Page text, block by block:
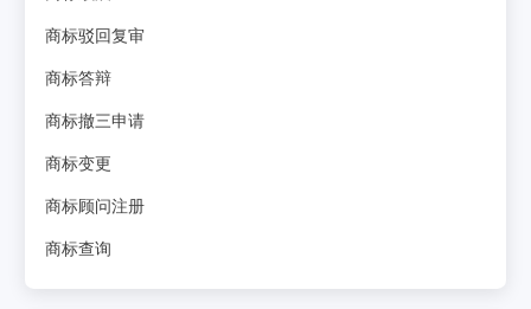
商标驳回复审
商标答辩
商标撤三申请
商标变更
商标顾问注册
商标查询